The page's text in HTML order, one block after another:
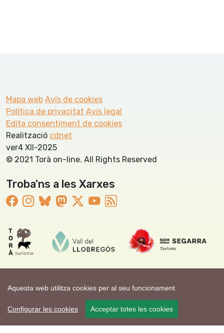
Aquesta web utilitza cookies per al seu funcionament.
Configurar les cookies Acceptar totes les cookies
Mapa web Avís de cookies
Política de privacitat Avís legal
Edita consentiment de cookies
Realització cdnet
ver4 XII-2025
© 2021 Torà on-line. All Rights Reserved
Troba'ns a les Xarxes